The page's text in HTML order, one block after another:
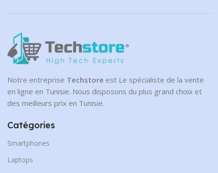
Notre entreprise Techstore est Le spécialiste de la vente
en ligne en Tunisie. Nous disposons du plus grand choix et
des meilleurs prix en Tunisie.
Catégories
Smartphones
Laptops